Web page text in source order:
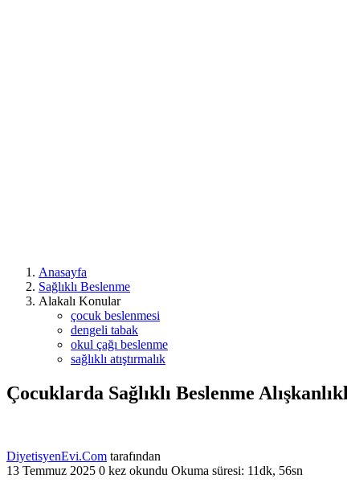
Anasayfa
Sağlıklı Beslenme
Alakalı Konular
çocuk beslenmesi
dengeli tabak
okul çağı beslenme
sağlıklı atıştırmalık
Çocuklarda Sağlıklı Beslenme
DiyetisyenEvi.Com tarafından
13 Temmuz 2025 0 kez okundu Okuma süresi: 11dk, 56sn